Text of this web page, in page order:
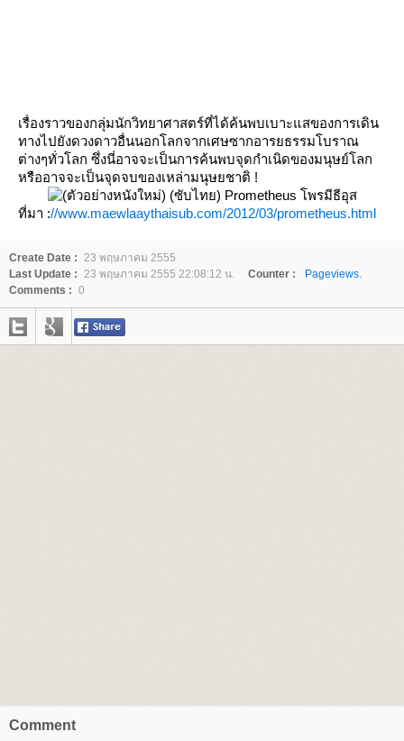
เรื่องราวของกลุ่มนักวิทยาศาสตร์ที่ได้ค้นพบเบาะแสของการเดิน
ทางไปยังดวงดาวอื่นนอกโลกจากเศษซากอารยธรรมโบราณ
ต่างๆทั่วโลก ซึ่งนี่อาจจะเป็นการค้นพบจุดกำเนิดของมนุษย์โลก
หรืออาจจะเป็นจุดจบของเหล่ามนุษยชาติ !
ที่มา ://www.maewlaaythaisub.com/2012/03/prometheus.html
Create Date : 23 พฤษภาคม 2555
Last Update : 23 พฤษภาคม 2555 22:08:12 น. Counter :
Pageviews.
Comments : 0
Comment